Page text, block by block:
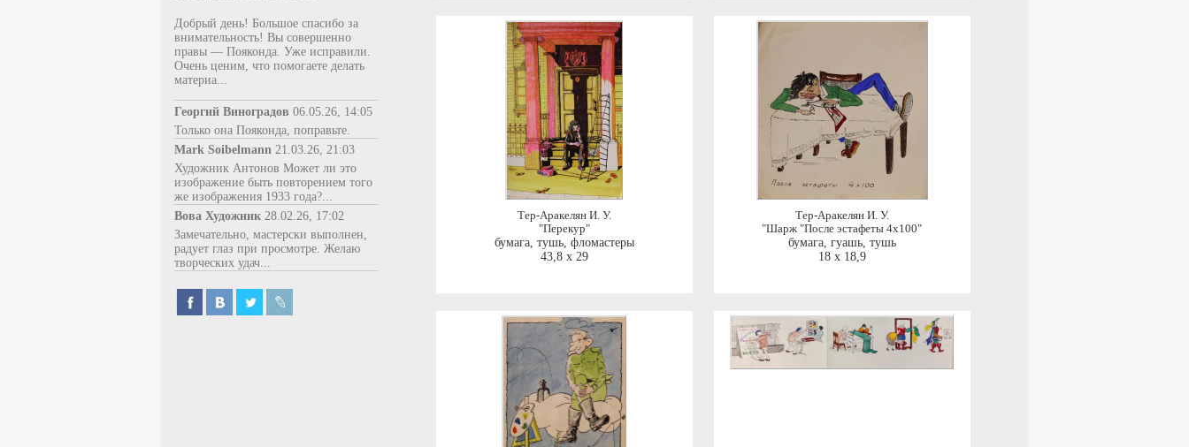
Добрый день! Большое спасибо за
внимательность! Вы совершенно
правы — Пояконда. Уже исправили.
Очень ценим, что помогаете делать
материа...
Георгий Виноградов 06.05.26, 14:05
Только она Пояконда, поправьте.
Mark Soibelmann 21.03.26, 21:03
Художник Антонов Может ли это
изображение быть повторением того
же изображения 1933 года?...
Вова Художник 28.02.26, 17:02
Замечательно, мастерски выполнен,
радует глаз при просмотре. Желаю
творческих удач...
Тер-Аракелян И. У.
"Перекур"
бумага, тушь, фломастеры
43,8 x 29
Тер-Аракелян И. У.
"Шарж "После эстафеты 4х100"
бумага, гуашь, тушь
18 x 18,9